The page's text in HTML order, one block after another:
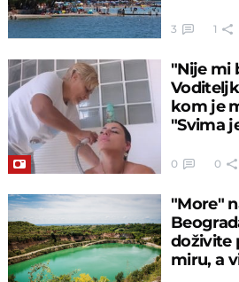
3 1
"Nije mi
kom je
"Svima
0 0
"More"
doživite
miru, a